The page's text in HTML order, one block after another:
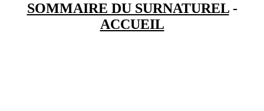
SOMMAIRE DU SURNATUREL-
ACCUEIL